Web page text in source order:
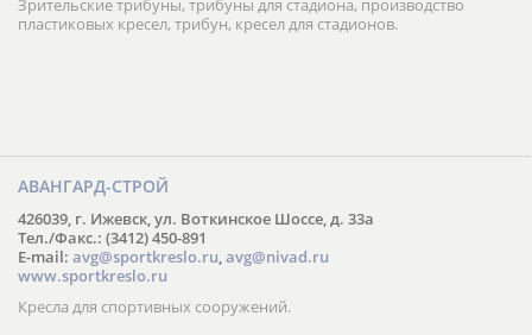
Зрительские трибуны, трибуны для стадиона, производство
пластиковых кресел, трибун, кресел для стадионов.
АВАНГАРД-СТРОЙ
426039, г. Ижевск, ул. Воткинское Шоссе, д. 33а
Тел./Факс.: (3412) 450-891
E-mail: avg@sportkreslo.ru,avg@nivad.ru
www.sportkreslo.ru
Кресла для спортивных сооружений.